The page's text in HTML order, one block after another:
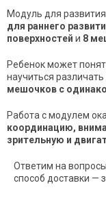
Модуль для
для раннего
поверхностей и 8
Ребенок может
научиться различать
мешочков с
Работа с модулем
координацию,
зрительную и
Ответим на
способ доставки —